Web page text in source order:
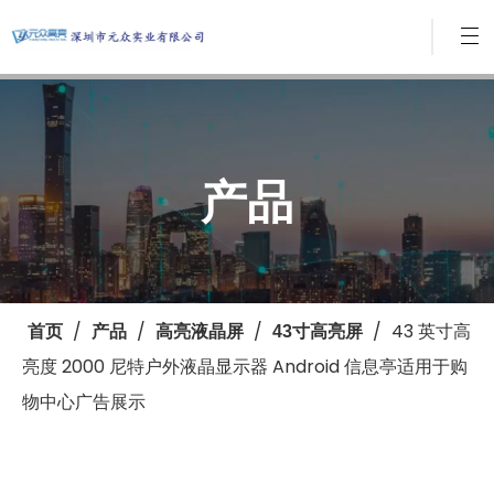
产品
首页 / 产品 / 高亮液晶屏 / 43寸高亮屏 / 43 英寸高
亮度 2000 尼特户外液晶显示器 Android 信息亭适用于购
物中心广告展示